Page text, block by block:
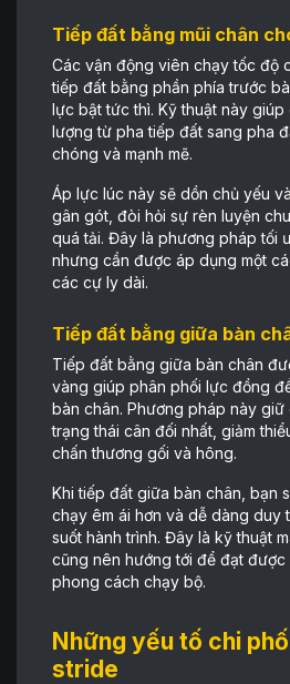
Tiếp đất bằng mũi chân
Các vận động viên chạy tốc độ
tiếp đất bằng phần phía trước
lực bật tức thì. Kỹ thuật này giúp
lượng từ pha tiếp đất sang pha
chóng và mạnh mẽ.
Áp lực lúc này sẽ dồn chủ yếu
gân gót, đòi hỏi sự rèn luyện
quá tải. Đây là phương pháp tối
nhưng cần được áp dụng một
các cự ly dài.
Tiếp đất bằng giữa bàn
Tiếp đất bằng giữa bàn chân
vàng giúp phân phối lực đồng
bàn chân. Phương pháp này
trạng thái cân đối nhất, giảm
chấn thương gối và hông.
Khi tiếp đất giữa bàn chân, bạn
chạy êm ái hơn và dễ dàng duy
suốt hành trình. Đây là kỹ thuật
cũng nên hướng tới để đạt được
phong cách chạy bộ.
Những yếu tố chi
stride